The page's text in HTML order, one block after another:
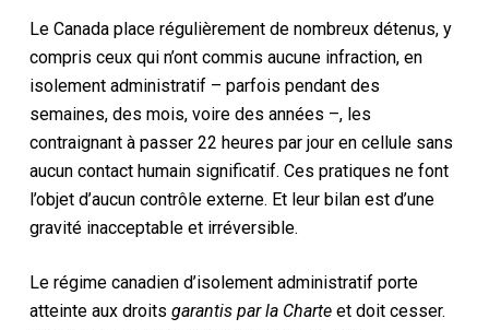
Le Canada place régulièrement de nombreux détenus, y
compris ceux qui n’ont commis aucune infraction, en
isolement administratif – parfois pendant des
semaines, des mois, voire des années –, les
contraignant à passer 22 heures par jour en cellule sans
aucun contact humain significatif. Ces pratiques ne font
l’objet d’aucun contrôle externe. Et leur bilan est d’une
gravité inacceptable et irréversible.
Le régime canadien d’isolement administratif porte
atteinte aux droits garantis par la Charteet doit cesser.